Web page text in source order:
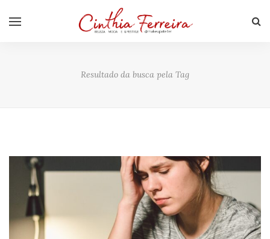
Resultado da busca pela Tag